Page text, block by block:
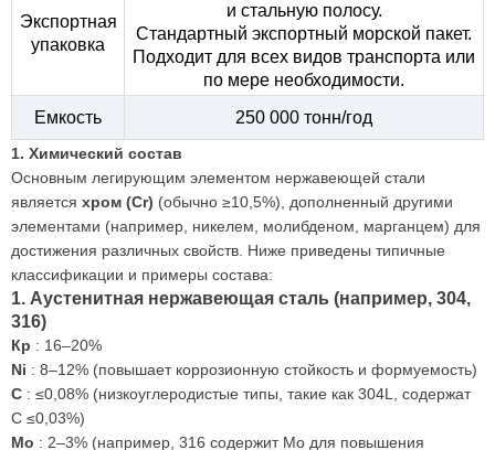
Экспортная
упаковка
и стальную полосу.
Стандартный экспортный морской пакет.
Подходит для всех видов транспорта или
по мере необходимости.
Емкость
250 000 тонн/год
1. Химический состав
Основным легирующим элементом нержавеющей стали
является хром (Cr) (обычно ≥10,5%), дополненный другими
элементами (например, никелем, молибденом, марганцем) для
достижения различных свойств. Ниже приведены типичные
классификации и примеры состава:
1. Аустенитная нержавеющая сталь (например, 304,
316)
Кр : 16–20%
Ni : 8–12% (повышает коррозионную стойкость и формуемость)
C : ≤0,08% (низкоуглеродистые типы, такие как 304L, содержат
C ≤0,03%)
Mo : 2–3% (например, 316 содержит Mo для повышения